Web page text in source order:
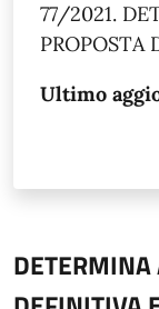
77/2021.
PROPOSTA
Ultimo
DETERMINA